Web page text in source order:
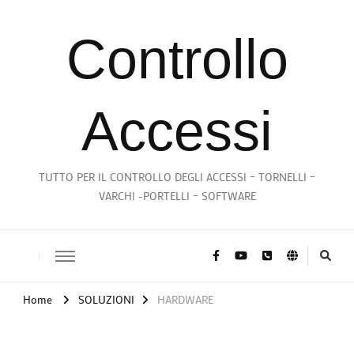
Controllo
Accessi
TUTTO PER IL CONTROLLO DEGLI ACCESSI – TORNELLI –
VARCHI -PORTELLI – SOFTWARE
Home SOLUZIONI HARDWARE